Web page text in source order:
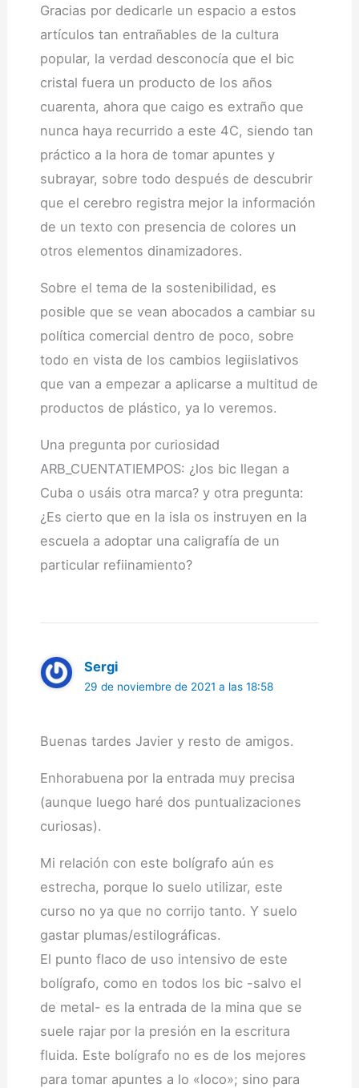
Gracias por dedicarle un espacio a estos
artículos tan entrañables de la cultura
popular, la verdad desconocía que el bic
cristal fuera un producto de los años
cuarenta, ahora que caigo es extraño que
nunca haya recurrido a este 4C, siendo tan
práctico a la hora de tomar apuntes y
subrayar, sobre todo después de descubrir
que el cerebro registra mejor la información
de un texto con presencia de colores un
otros elementos dinamizadores.
Sobre el tema de la sostenibilidad, es
posible que se vean abocados a cambiar su
política comercial dentro de poco, sobre
todo en vista de los cambios legiislativos
que van a empezar a aplicarse a multitud de
productos de plástico, ya lo veremos.
Una pregunta por curiosidad
ARB_CUENTATIEMPOS: ¿los bic llegan a
Cuba o usáis otra marca? y otra pregunta:
¿Es cierto que en la isla os instruyen en la
escuela a adoptar una caligrafía de un
particular refiinamiento?
Sergi
29 de noviembre de 2021 a las 18:58
Buenas tardes Javier y resto de amigos.
Enhorabuena por la entrada muy precisa
(aunque luego haré dos puntualizaciones
curiosas).
Mi relación con este bolígrafo aún es
estrecha, porque lo suelo utilizar, este
curso no ya que no corrijo tanto. Y suelo
gastar plumas/estilográficas.
El punto flaco de uso intensivo de este
bolígrafo, como en todos los bic -salvo el
de metal- es la entrada de la mina que se
suele rajar por la presión en la escritura
fluida. Este bolígrafo no es de los mejores
para tomar apuntes a lo «loco»; sino para